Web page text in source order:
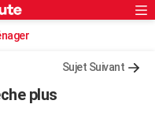
Sujet Suivant
plus